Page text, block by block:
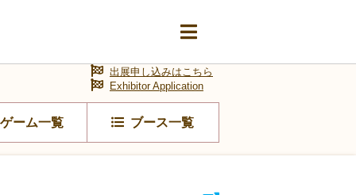
ゲーム一覧 ブース一覧
出展申し込みはこちら
Exhibitor Application